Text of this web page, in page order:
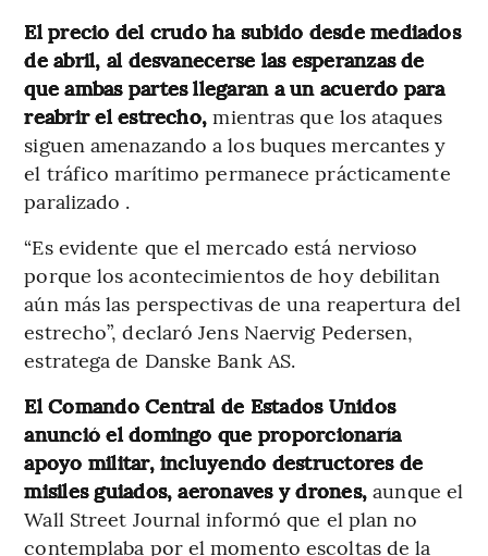
El precio del crudo ha subido desde mediados
de abril, al desvanecerse las esperanzas de
que ambas partes llegaran a un acuerdo para
reabrir el estrecho,mientras que los ataques
siguen amenazando a los buques mercantes y
el tráfico marítimo permanece prácticamente
paralizado .
“Es evidente que el mercado está nervioso
porque los acontecimientos de hoy debilitan
aún más las perspectivas de una reapertura del
estrecho”, declaró Jens Naervig Pedersen,
estratega de Danske Bank AS.
El Comando Central de Estados Unidos
anunció el domingo que proporcionaría
apoyo militar, incluyendo destructores de
misiles guiados, aeronaves y drones,aunque el
Wall Street Journal informó que el plan no
contemplaba por el momento escoltas de la